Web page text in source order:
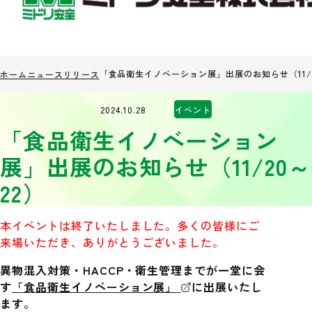
ホームニュースリリース 「食品衛生イノベーション展」出展のお知らせ（
2024.10.28 イベント
「食品衛生イノベーション
展」出展のお知らせ（11/20～
22）
本イベントは終了いたしました。多くの皆様にご
来場いただき、ありがとうございました。
異物混入対策・HACCP・衛生管理までが一堂に会
す 「食品衛生イノベーション展」
に出展いたし
ます。